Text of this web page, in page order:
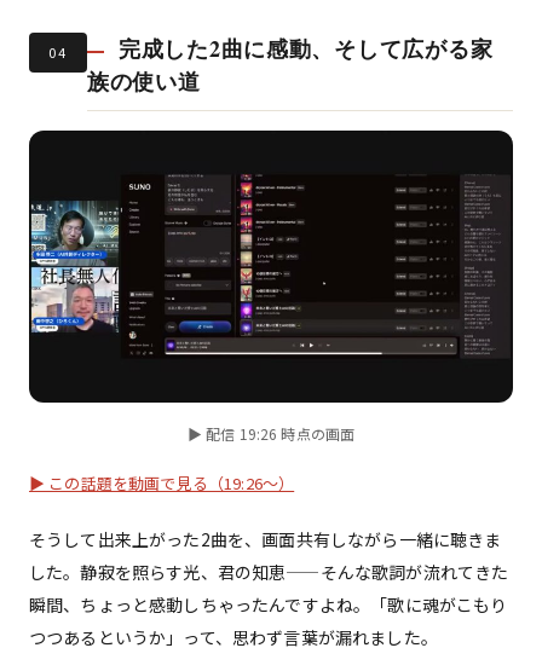
04
完成した2曲に感動、そして広がる家
族の使い道
▶ 配信 19:26 時点の画面
▶ この話題を動画で見る（19:26〜）
そうして出来上がった2曲を、画面共有しながら一緒に聴きま
した。静寂を照らす光、君の知恵——そんな歌詞が流れてきた
瞬間、ちょっと感動しちゃったんですよね。「歌に魂がこもり
つつあるというか」って、思わず言葉が漏れました。